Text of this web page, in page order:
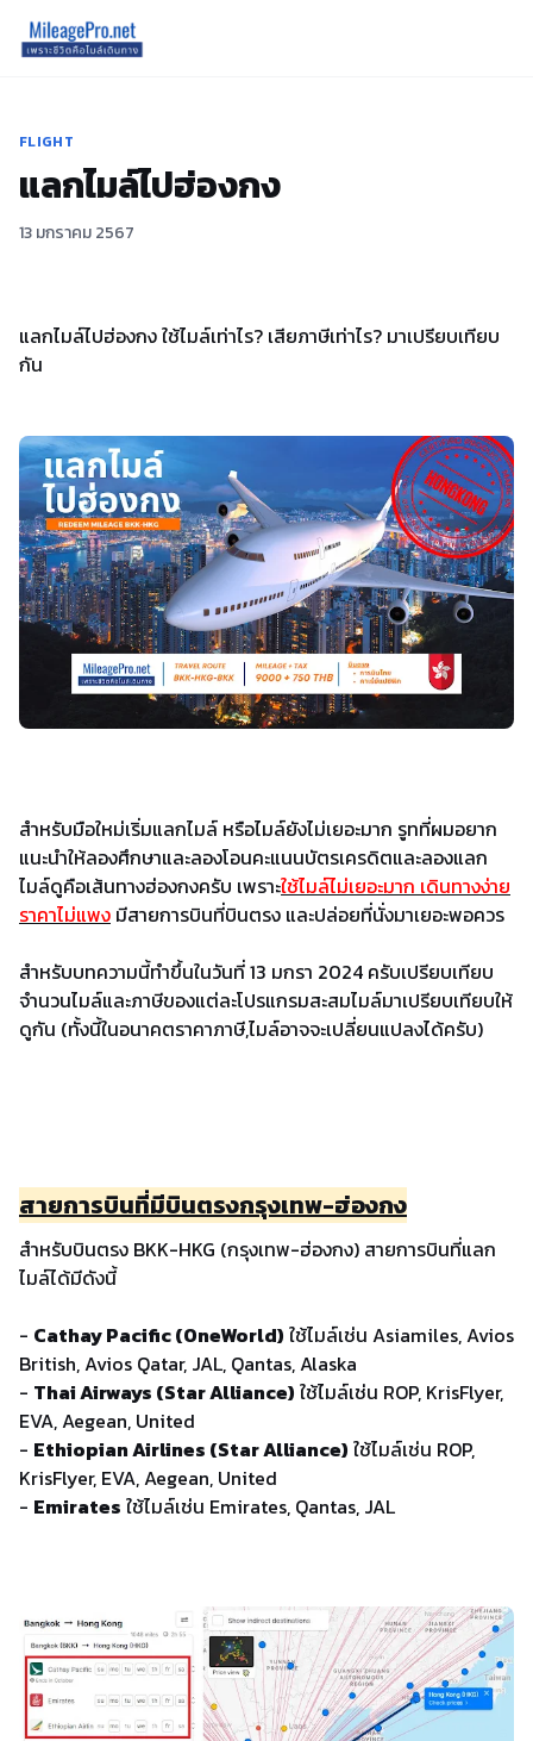
FLIGHT
แลกไมล์ไปฮ่องกง
13 มกราคม 2567
แลกไมล์ไปฮ่องกง ใช้ไมล์เท่าไร? เสียภาษีเท่าไร? มาเปรียบเทียบ
กัน
สำหรับมือใหม่เริ่มแลกไมล์ หรือไมล์ยังไม่เยอะมาก รูทที่ผมอยาก
แนะนำให้ลองศึกษาและลองโอนคะแนนบัตรเครดิตและลองแลก
ไมล์ดูคือเส้นทางฮ่องกงครับ เพราะใช้ไมล์ไม่เยอะมาก เดินทางง่าย
ราคาไม่แพง มีสายการบินที่บินตรง และปล่อยที่นั่งมาเยอะพอควร
สำหรับบทความนี้ทำขึ้นในวันที่ 13 มกรา 2024 ครับเปรียบเทียบ
จำนวนไมล์และภาษีของแต่ละโปรแกรมสะสมไมล์มาเปรียบเทียบให้
ดูกัน (ทั้งนี้ในอนาคตราคาภาษี,ไมล์อาจจะเปลี่ยนแปลงได้ครับ)
สายการบินที่มีบินตรงกรุงเทพ-ฮ่องกง
สำหรับบินตรง BKK-HKG (กรุงเทพ-ฮ่องกง) สายการบินที่แลก
ไมล์ได้มีดังนี้
- Cathay Pacific (OneWorld) ใช้ไมล์เช่น Asiamiles, Avios
British, Avios Qatar, JAL, Qantas, Alaska
- Thai Airways (Star Alliance) ใช้ไมล์เช่น ROP, KrisFlyer,
EVA, Aegean, United
- Ethiopian Airlines (Star Alliance) ใช้ไมล์เช่น ROP,
KrisFlyer, EVA, Aegean, United
- Emirates ใช้ไมล์เช่น Emirates, Qantas, JAL